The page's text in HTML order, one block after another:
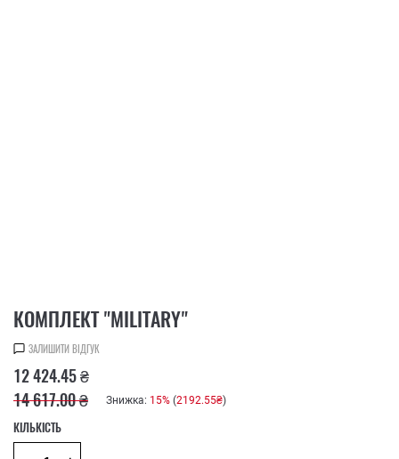
КОМПЛЕКТ "MILITARY"
ЗАЛИШИТИ ВІДГУК
12 424.45 ₴
14 617.00 ₴
Знижка: 15% (2192.55₴)
КІЛЬКІСТЬ